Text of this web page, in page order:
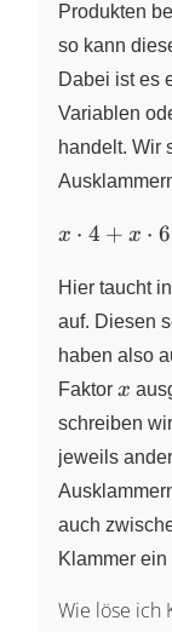
Produkten
so kann
Dabei ist es
Variablen
handelt. Wir
x
4 +x
\cdot
6 = x
\cdot
(4+6)
x ⋅ 4 + x ⋅ 6
Hier taucht
auf. Diesen
haben also
Faktor x
x
schreiben
jeweils
auch
Klammer
Wie löse ich